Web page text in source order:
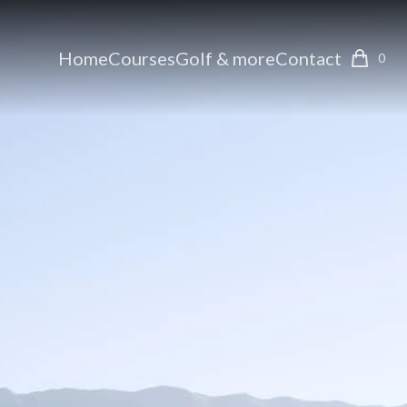
HomeCoursesGolf & moreContact 0